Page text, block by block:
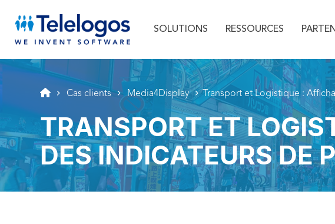
SOLUTIONS RESSOURCES
Cas clients Media4Display Transport et Logistique :
TRANSPORT ET
DES INDICATEURS DE